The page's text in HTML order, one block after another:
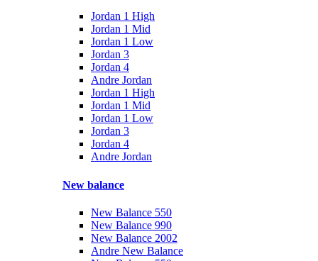
Jordan 1 High
Jordan 1 Mid
Jordan 1 Low
Jordan 3
Jordan 4
Andre Jordan
Jordan 1 High
Jordan 1 Mid
Jordan 1 Low
Jordan 3
Jordan 4
Andre Jordan
New balance
New Balance 550
New Balance 990
New Balance 2002
Andre New Balance